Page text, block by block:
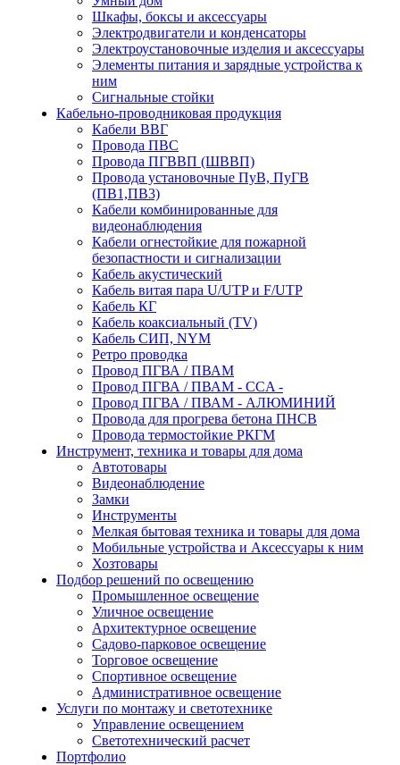
Шкафы, боксы и аксессуары
Электродвигатели и конденсаторы
Электроустановочные изделия и аксессуары
Элементы питания и зарядные устройства к
ним
Сигнальные стойки
Кабельно-проводниковая продукция
Кабели ВВГ
Провода ПВС
Провода ПГВВП (ШВВП)
Провода установочные ПуВ, ПуГВ
(ПВ1,ПВ3)
Кабели комбинированные для
видеонаблюдения
Кабели огнестойкие для пожарной
безопастности и сигнализации
Кабель акустический
Кабель витая пара U/UTP и F/UTP
Кабель КГ
Кабель коаксиальный (TV)
Кабель СИП, NYM
Ретро проводка
Провод ПГВА / ПВАМ
Провод ПГВА / ПВАМ - CCA -
Провод ПГВА / ПВАМ - АЛЮМИНИЙ
Провода для прогрева бетона ПНСВ
Провода термостойкие РКГМ
Инструмент, техника и товары для дома
Автотовары
Видеонаблюдение
Замки
Инструменты
Мелкая бытовая техника и товары для дома
Мобильные устройства и Аксессуары к ним
Хозтовары
Подбор решений по освещению
Промышленное освещение
Уличное освещение
Архитектурное освещение
Садово-парковое освещение
Торговое освещение
Спортивное освещение
Административное освещение
Услуги по монтажу и светотехнике
Управление освещением
Светотехнический расчет
Портфолио